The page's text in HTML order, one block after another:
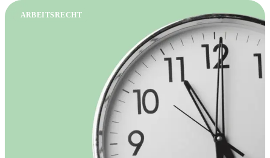
ARBEITSRECHT